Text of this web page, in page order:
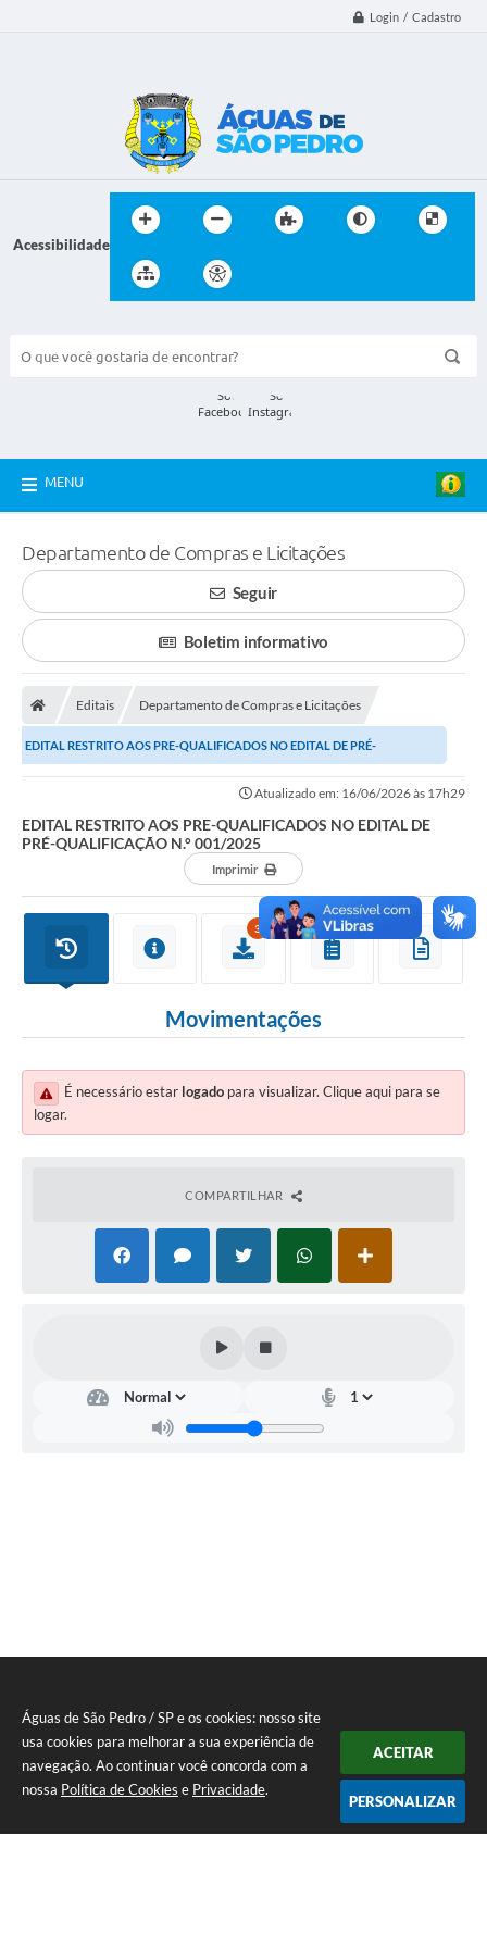
Águas de São Pedro / SP e os cookies: nosso site
usa cookies para melhorar a sua experiência de
navegação. Ao continuar você concorda com a
nossa Política de Cookies e Privacidade.
ACEITAR
PERSONALIZAR
Login / Cadastro
Acessibilidade
MENU
Departamento de Compras e Licitações
Seguir
Boletim informativo
Editais Departamento de Compras e Licitações
EDITAL RESTRITO AOS PRE-QUALIFICADOS NO EDITAL DE PRÉ-
Atualizado em: 16/06/2026 às 17h29
EDITAL RESTRITO AOS PRE-QUALIFICADOS NO EDITAL DE
PRÉ-QUALIFICAÇÃO N.° 001/2025
Imprimir
3
Movimentações
É necessário estar logado para visualizar. Clique aqui para se
logar.
COMPARTILHAR